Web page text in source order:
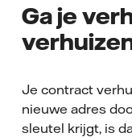
Ga je
Je contract
nieuwe adres
sleutel krijgt, is